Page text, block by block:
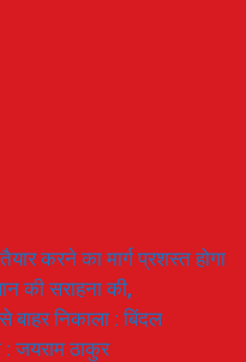
करने का मार्ग प्रशस्त होगा
की सराहना की,
बाहर निकाला : बिंदल
: जयराम ठाकुर